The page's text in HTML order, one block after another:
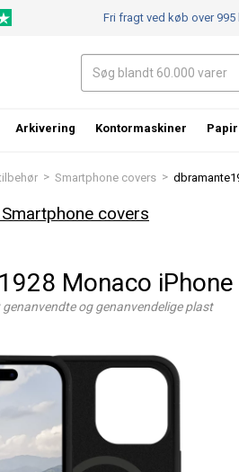
> Smartphone covers >
covers
Monaco
genanvendte og genanvendelige plast
Fri fragt ved køb over 995
Arkivering Kontormaskiner Papir